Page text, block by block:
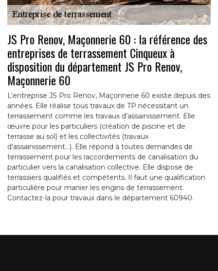
JS Pro Renov, Maçonnerie 60 : la référence des
entreprises de terrassement Cinqueux à
disposition du département JS Pro Renov,
Maçonnerie 60
L’entreprise JS Pro Renov, Maçonnerie 60 existe depuis des
années. Elle réalise tous travaux de TP nécessitant un
terrassement comme les travaux d’assainissement. Elle
œuvre pour les particuliers (création de piscine et de
terrasse au sol) et les collectivités (travaux
d’assainissement…). Elle répond à toutes demandes de
terrassement pour les raccordements de canalisation du
particulier vers la canalisation collective. Elle dispose de
terrassiers qualifiés et compétents. Il faut une qualification
particulière pour manier les engins de terrassement.
Contactez-la pour travaux dans le département 60940.